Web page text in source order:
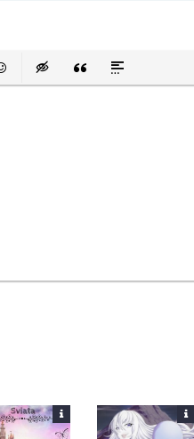
список
смайлик
Вставка скрытого текста
Вставка цитаты
Вставка